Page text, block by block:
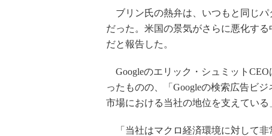
ブリン氏の熱弁は、いつもと同じパ
だった。米国の景気がさらに悪化す
だと報告した。
Googleのエリック・シュミット
ったものの、「Googleの検索広告ビ
市場における当社の地位を支えている
「当社はマクロ経済環境に対して非